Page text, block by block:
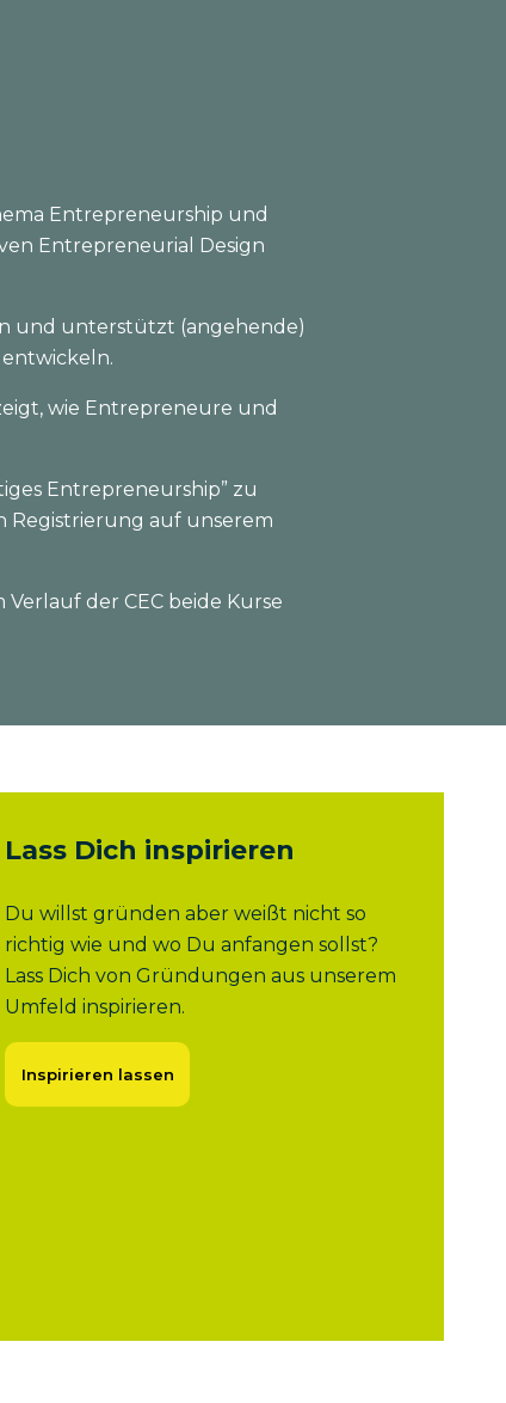
Entrepreneurship und
Entrepreneurial Design
und unterstützt (angehende)
wie Entrepreneure und
Entrepreneurship” zu
Registrierung auf unserem
der CEC beide Kurse
Lass Dich inspirieren
Du willst gründen aber weißt nicht so
richtig wie und wo Du anfangen sollst?
Lass Dich von Gründungen aus unserem
Umfeld inspirieren.
Inspirieren lassen